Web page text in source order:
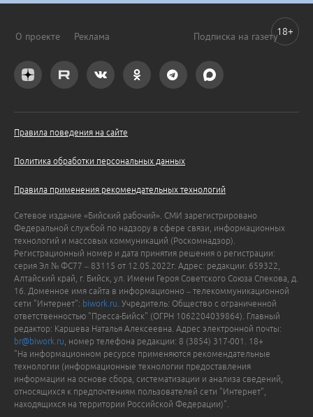
О проекте Реклама Подписка на газету
Правила поведения на сайте
Политика обработки персональных данных
Правила применения рекомендательных технологий
Сетевое издание «Бийский рабочий». СМИ зарегистрировано
Федеральной службой по надзору в сфере связи, информационных
технологий и массовых коммуникаций (Роскомнадзор).
Регистрационный номер и дата принятия решения о регистрации:
серия Эл № ФС77 – 83115 от 12.05.2022г. Адрес: редакции: 659322,
Алтайский край, г. Бийск, ул. Имени Героя Советского Союза Спекова, д.
16. Доменное имя сайта в информационно – телекоммуникационной
сети "Интернет": biwork.ru . Учредитель: Общество с ограниченной
ответственностью "Пресса-Бийск" (ОГРН 1062204039864). Главный
редактор: Каршева Наталья Алексеевна. Адрес электронной почты:
br@biwork.ru , номер телефона редакции: 8 (3854) 317-001. 18+
"На информационном ресурсе применяются рекомендательные
технологии (информационные технологии предоставления
информации на основе сбора, систематизации и анализа сведений,
относящихся к предпочтениям пользователей сети "Интернет",
находящихся на территории Российской Федерации)".
18+